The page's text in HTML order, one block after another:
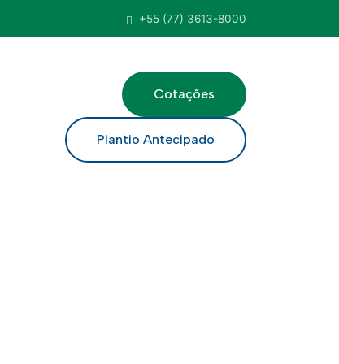
+55 (77) 3613-8000
Cotações
Plantio Antecipado